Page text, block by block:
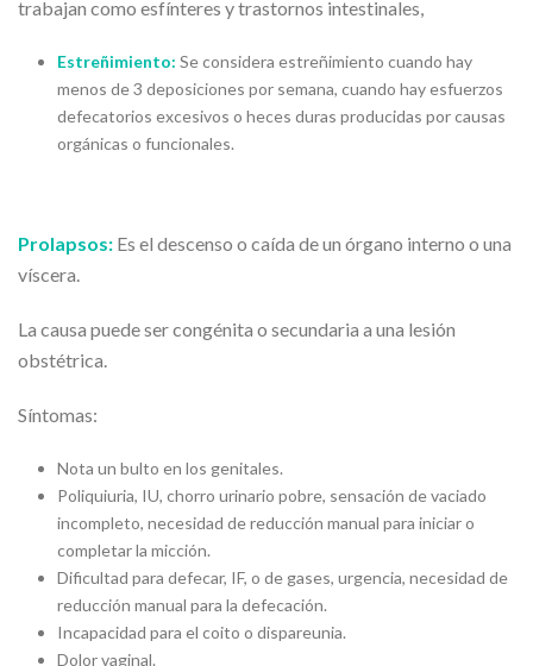
trabajan como esfínteres y trastornos intestinales,
Estreñimiento: Se considera estreñimiento cuando hay
menos de 3 deposiciones por semana, cuando hay esfuerzos
defecatorios excesivos o heces duras producidas por causas
orgánicas o funcionales.
Prolapsos: Es el descenso o caída de un órgano interno o una
víscera.
La causa puede ser congénita o secundaria a una lesión
obstétrica.
Síntomas:
Nota un bulto en los genitales.
Poliquiuria, IU, chorro urinario pobre, sensación de vaciado
incompleto, necesidad de reducción manual para iniciar o
completar la micción.
Dificultad para defecar, IF, o de gases, urgencia, necesidad de
reducción manual para la defecación.
Incapacidad para el coito o dispareunia.
Dolor vaginal.